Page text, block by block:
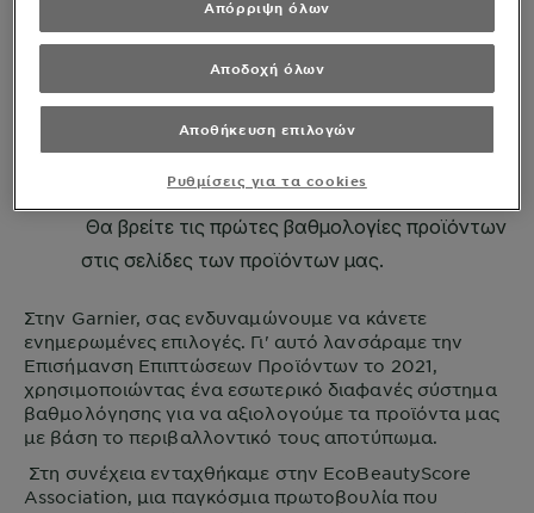
Στην Garnier, σας ενδυναμώνουμε να κάνετε
ενημερωμένες επιλογές. Γι' αυτό λανσάραμε την
Επισήμανση Επιπτώσεων Προϊόντων το 2021,
χρησιμοποιώντας ένα εσωτερικό διαφανές σύστημα
βαθμολόγησης για να αξιολογούμε τα προϊόντα μας
με βάση το περιβαλλοντικό τους αποτύπωμα.
Στη συνέχεια ενταχθήκαμε στην EcoBeautyScore
Association, μια παγκόσμια πρωτοβουλία που
Απόρριψη όλων
Αποδοχή όλων
Αποθήκευση επιλογών
Ρυθμίσεις για τα cookies